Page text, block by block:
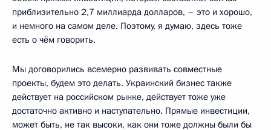
приблизительно 2,7 миллиарда долларов, – это и хорошо,
и немного на самом деле. Поэтому, я думаю, здесь тоже
есть о чём говорить.
Мы договорились всемерно развивать совместные
проекты, будем это делать. Украинский бизнес также
действует на российском рынке, действует тоже уже
достаточно активно и наступательно. Прямые инвестиции,
может быть, не так высоки, как они тоже должны были бы